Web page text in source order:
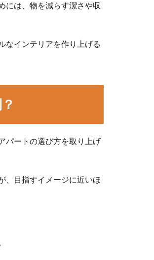
には、物を減らす潔さや収
なインテリアを作り上げる
パートの選び方を取り上げ
、目指すイメージに近いほ